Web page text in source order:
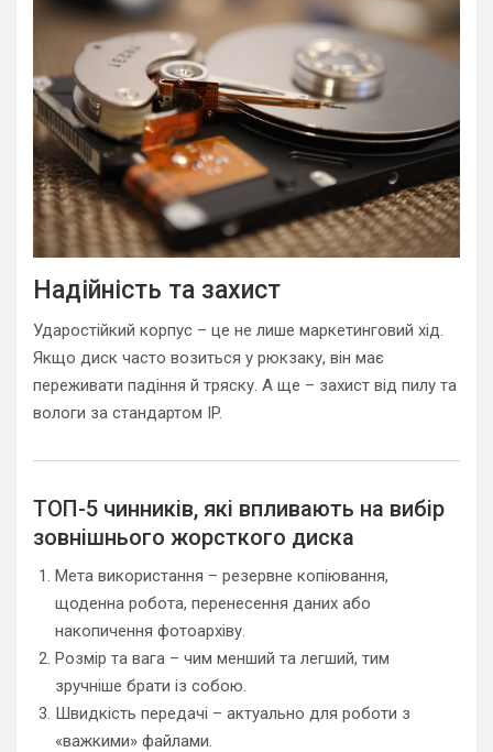
Надійність та захист
Ударостійкий корпус – це не лише маркетинговий хід.
Якщо диск часто возиться у рюкзаку, він має
переживати падіння й тряску. А ще – захист від пилу та
вологи за стандартом IP.
ТОП-5 чинників, які впливають на вибір
зовнішнього жорсткого диска
Мета використання – резервне копіювання,
щоденна робота, перенесення даних або
накопичення фотоархіву.
Розмір та вага – чим менший та легший, тим
зручніше брати із собою.
Швидкість передачі – актуально для роботи з
«важкими» файлами.